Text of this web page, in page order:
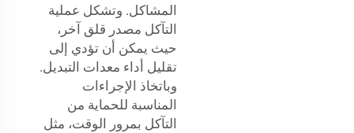
المشاكل. وتشكل عملية
التآكل مصدر قلق آخر،
حيث يمكن أن تؤدي إلى
تقليل أداء معدات التبديل.
وباتخاذ الإجراءات
المناسبة للحماية من
التآكل بمرور الوقت، مثل